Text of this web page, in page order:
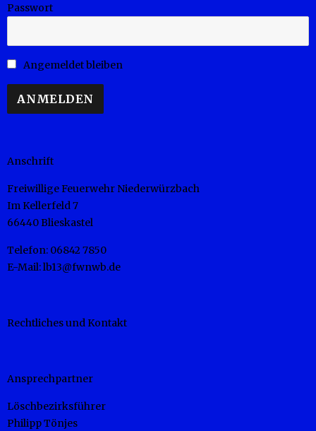
Passwort
Angemeldet bleiben
Anschrift
Freiwillige Feuerwehr Niederwürzbach
Im Kellerfeld 7
66440 Blieskastel
Telefon: 06842 7850
E-Mail: lb13@fwnwb.de
Rechtliches und Kontakt
Ansprechpartner
Löschbezirksführer
Philipp Tönjes